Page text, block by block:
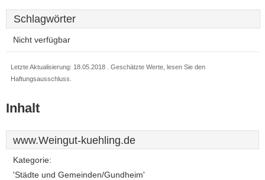
Schlagwörter
Nicht verfügbar
Letzte Aktualisierung: 18.05.2018 . Geschätzte Werte, lesen Sie den
Haftungsausschluss.
Inhalt
www.Weingut-kuehling.de
Kategorie:
'Städte und Gemeinden/Gundheim'